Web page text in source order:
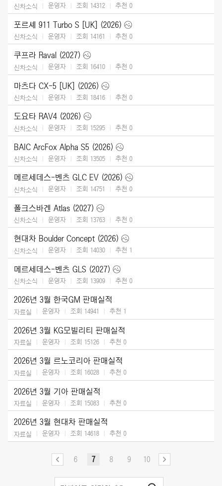
신차소식 운영자 조회 14312 추천 0
포르셰 911 Turbo S [UK] (2026)
신차소식 운영자 조회 14161 추천 0
쿠프라 Raval (2027)
신차소식 운영자 조회 16410 추천 0
마츠다 CX-5 [UK] (2026)
신차소식 운영자 조회 18416 추천 0
도요타 RAV4 (2026)
신차소식 운영자 조회 15295 추천 0
BAIC ArcFox Alpha S5 (2026)
신차소식 운영자 조회 13505 추천 0
메르세데스-벤츠 GLC EV (2026)
신차소식 운영자 조회 14751 추천 0
폴크스바겐 Atlas (2027)
신차소식 운영자 조회 13763 추천 0
현대차 Boulder Concept (2026)
신차소식 운영자 조회 14030 추천 1
메르세데스-벤츠 GLS (2027)
신차소식 운영자 조회 13909 추천 0
2026년 3월 한국GM 판매실적
자료실 운영자 조회 14941 추천 1
2026년 3월 KG모빌리티 판매실적
자료실 운영자 조회 15126 추천 0
2026년 3월 르노코리아 판매실적
자료실 운영자 조회 16028 추천 0
2026년 3월 기아 판매실적
자료실 운영자 조회 15083 추천 0
2026년 3월 현대차 판매실적
자료실 운영자 조회 14618 추천 0
6 7 8 9 10